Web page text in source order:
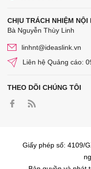
CHỊU TRÁCH NHIỆM NỘI
Bà Nguyễn Thùy Linh
linhnt@ideaslink.vn
Liên hệ Quảng cáo:
THEO DÕI CHÚNG TÔI
Giấy phép số: 4109/